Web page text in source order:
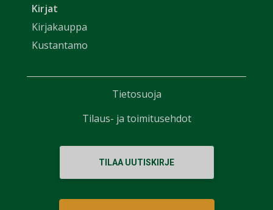
Kirjat
Kirjakauppa
Kustantamo
TILAA UUTISKIRJE
Tietosuoja
Tilaus- ja toimitusehdot